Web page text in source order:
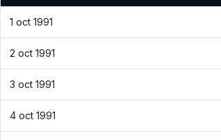
1 oct 1991
2 oct 1991
3 oct 1991
4 oct 1991